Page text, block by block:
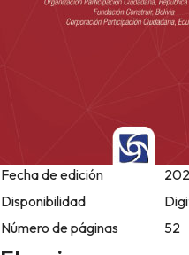
Fecha de edición
Disponibilidad
Número de páginas
52